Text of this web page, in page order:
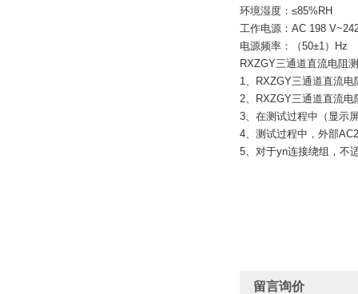
环境湿度：≤85%RH
工作电源：AC 198
电源频率：（50±1）Hz
RXZGY三通道直流电阻
1、RXZGY三通道直流
2、RXZGY三通道直流
3、在测试过程中（显示
4、测试过程中，外部
5、对于yn连接绕组，不
留言询价